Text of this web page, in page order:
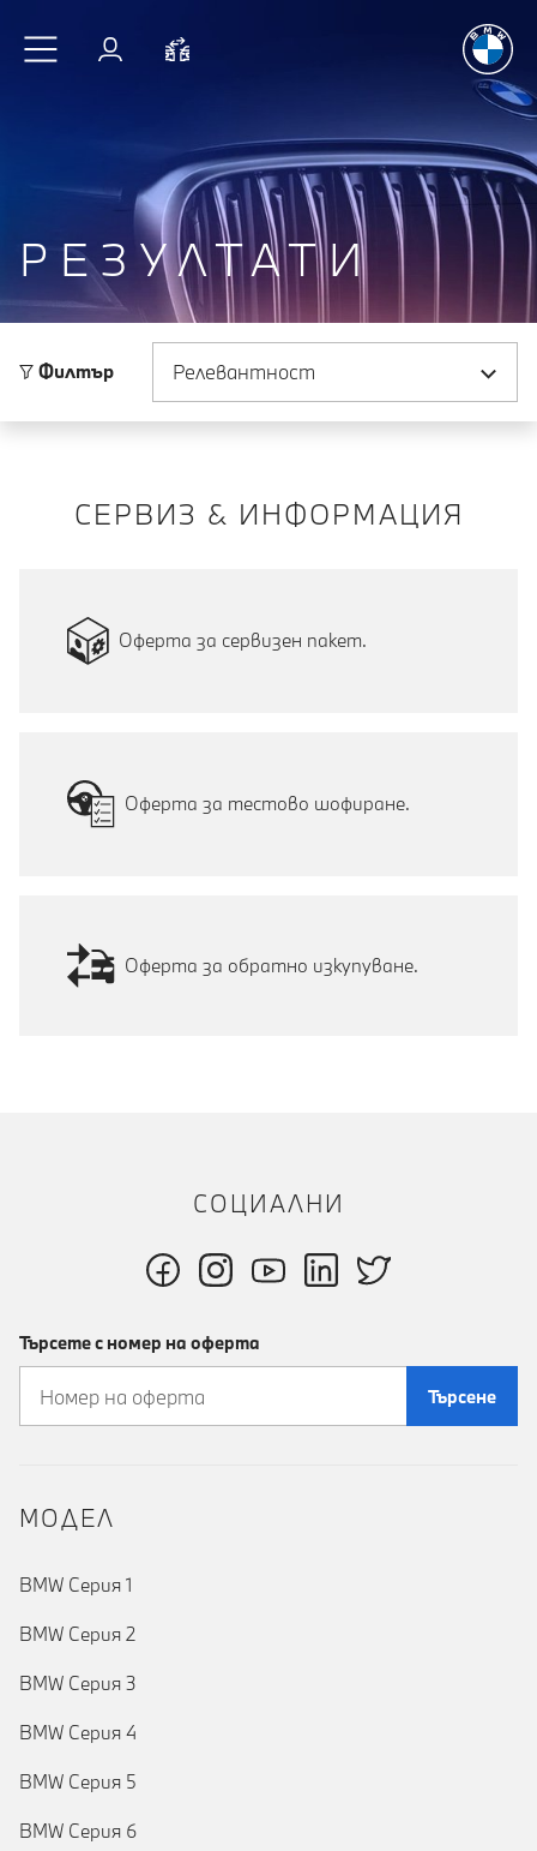
Вход
РЕЗУЛТАТИ
Филтър
СЕРВИЗ & ИНФОРМАЦИЯ
Оферта за сервизен пакет.
Оферта за тестово шофиране.
Оферта за обратно изкупуване.
СОЦИАЛНИ
Търсете с номер на оферта
Търсене
MOДЕЛ
BMW Серия 1
BMW Серия 2
BMW Серия 3
BMW Серия 4
BMW Серия 5
BMW Серия 6